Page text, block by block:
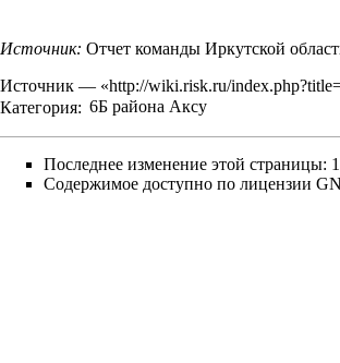
Источник: Отчет команды Иркутской
Источник — «http://wiki.risk.ru/
Категория: 6Б района Аксу
Последнее изменение этой страницы:
Содержимое доступно по лицензии